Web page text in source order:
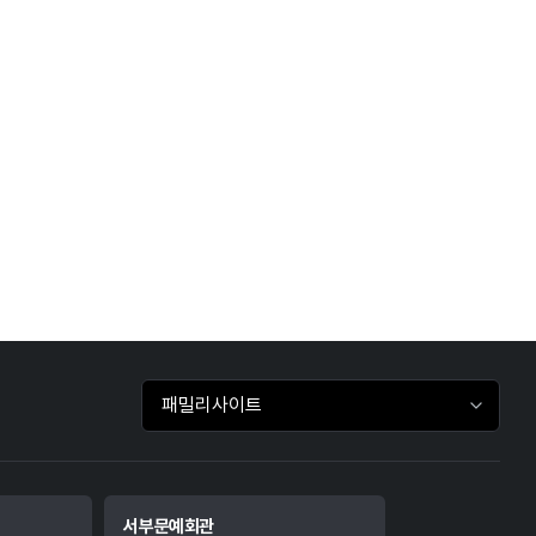
패밀리사이트 바로가기
서부문예회관